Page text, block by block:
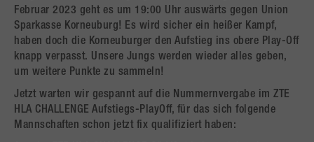
Februar 2023 geht es um 19:00 Uhr auswärts gegen Union
Sparkasse Korneuburg! Es wird sicher ein heißer Kampf,
haben doch die Korneuburger den Aufstieg ins obere Play-Off
knapp verpasst. Unsere Jungs werden wieder alles geben,
um weitere Punkte zu sammeln!
Jetzt warten wir gespannt auf die Nummernvergabe im ZTE
HLA CHALLENGE Aufstiegs-PlayOff, für das sich folgende
Mannschaften schon jetzt fix qualifiziert haben: